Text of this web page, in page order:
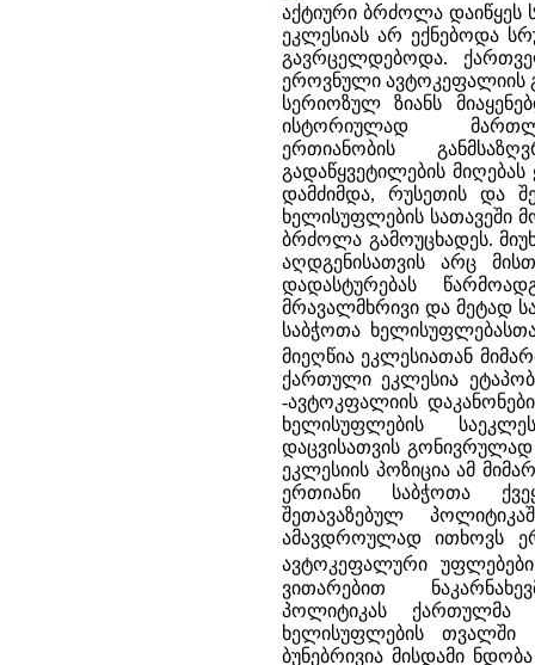
აქტიური ბრძოლა
ეკლესიას არ ექნებოდა
გავრცელდებოდა.
ეროვნული ავტოკეფალიის
სერიოზულ ზიანს
ისტორიულად
ერთიანობის
გადაწყვეტილების
დამძიმდა, რუსეთის და
ხელისუფლების სათავეში
ბრძოლა გამოუცხადეს.
აღდგენისათვის არც
დადასტურებას
მრავალმხრივი და მეტად
საბჭოთა
მიეღწია ეკლესიათან
ქართული ეკლესია
-ავტოკფალიის
ხელისუფლების
დაცვისათვის
ეკლესიის პოზიცია ამ
ერთიანი საბჭოთა
შეთავაზებულ
ამავდროულად ითხოვს
ავტოკეფალური
ვითარებით
პოლიტიკას ქართულმა
ხელისუფლების თვალში
ბუნებრივია მისდამი